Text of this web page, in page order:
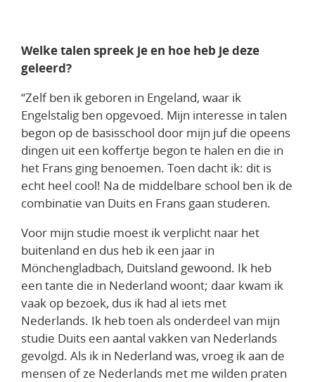
Welke talen spreek je en hoe heb je deze
geleerd?
“Zelf ben ik geboren in Engeland, waar ik
Engelstalig ben opgevoed. Mijn interesse in talen
begon op de basisschool door mijn juf die opeens
dingen uit een koffertje begon te halen en die in
het Frans ging benoemen. Toen dacht ik: dit is
echt heel cool! Na de middelbare school ben ik de
combinatie van Duits en Frans gaan studeren.
Voor mijn studie moest ik verplicht naar het
buitenland en dus heb ik een jaar in
Mönchengladbach, Duitsland gewoond. Ik heb
een tante die in Nederland woont; daar kwam ik
vaak op bezoek, dus ik had al iets met
Nederlands. Ik heb toen als onderdeel van mijn
studie Duits een aantal vakken van Nederlands
gevolgd. Als ik in Nederland was, vroeg ik aan de
mensen of ze Nederlands met me wilden praten